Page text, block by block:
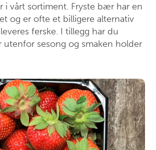
i vårt sortiment. Fryste bær har en
og er ofte et billigere alternativ
ferske. I tillegg har du
sesong og smaken holder